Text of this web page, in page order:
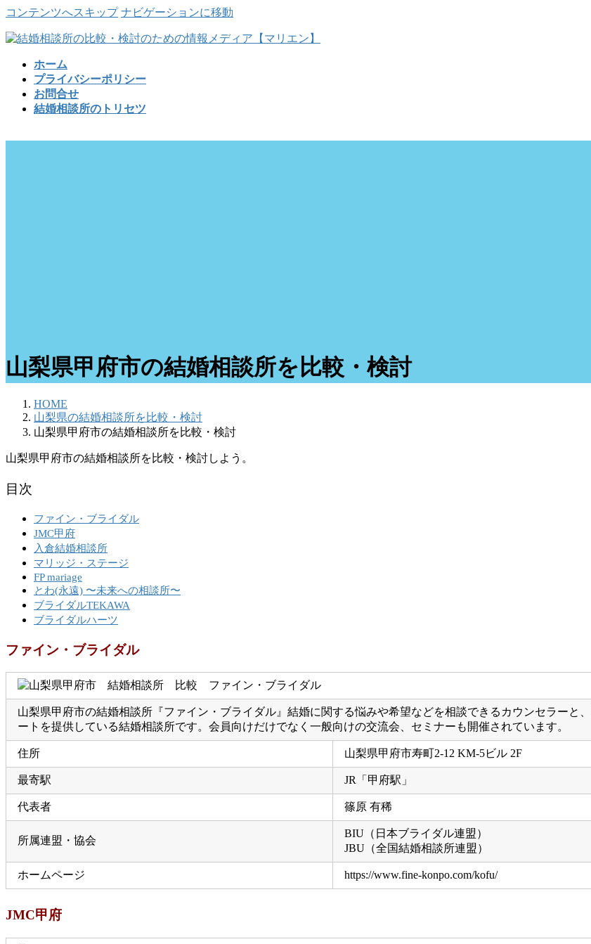
コンテンツへスキップ ナビゲーションに移動
ホーム
プライバシーポリシー
お問合せ
結婚相談所のトリセツ
山梨県甲府市の結婚相談所を比較・検討
HOME
山梨県の結婚相談所を比較・検討
山梨県甲府市の結婚相談所を比較・検討
山梨県甲府市の結婚相談所を比較・検討しよう。
目次
ファイン・ブライダル
JMC甲府
入倉結婚相談所
マリッジ・ステージ
FP mariage
とわ(永遠) 〜未来への相談所〜
ブライダルTEKAWA
ブライダルハーツ
ファイン・ブライダル
山梨県甲府市の結婚相談所『ファイン・ブライダル』結婚に関する悩みや希望などを相談できるカウンセラーと
ートを提供している結婚相談所です。会員向けだけでなく一般向けの交流会、セミナーも開催されています。
住所 山梨県甲府市寿町2-12 KM-5ビル 2F
最寄駅 JR「甲府駅」
代表者 篠原 有稀
所属連盟・協会
BIU（日本ブライダル連盟）
JBU（全国結婚相談所連盟）
ホームページ https://www.fine-konpo.com/kofu/
JMC甲府